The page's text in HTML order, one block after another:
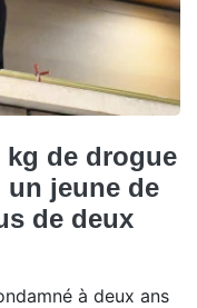
kg de drogue
jeune de
de deux
à deux ans